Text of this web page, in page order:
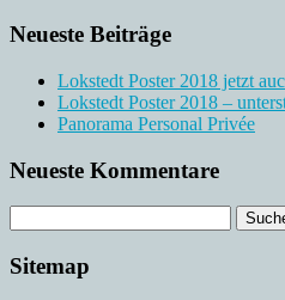
Neueste Beiträge
Lokstedt Poster 2018 jetzt
Lokstedt Poster 2018 –
Panorama Personal Privée
Neueste Kommentare
Sitemap